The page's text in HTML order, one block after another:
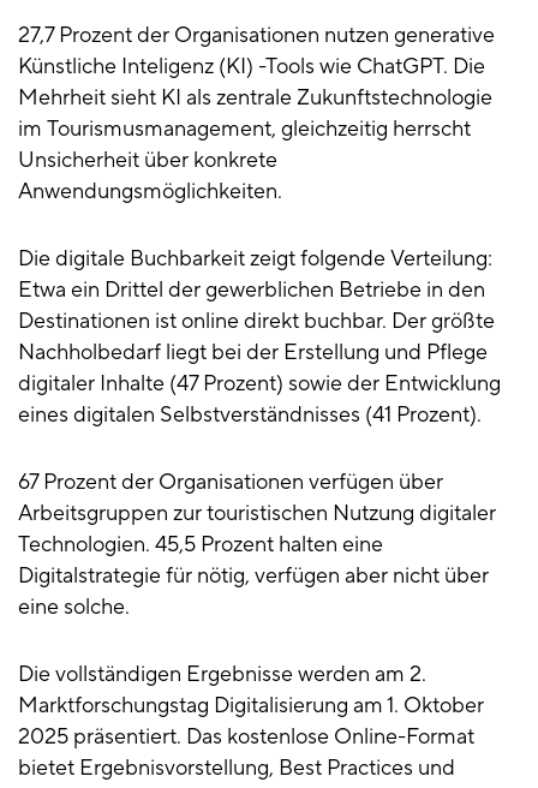
27,7 Prozent der Organisationen nutzen generative
Künstliche Inteligenz (KI) -Tools wie ChatGPT. Die
Mehrheit sieht KI als zentrale Zukunftstechnologie
im Tourismusmanagement, gleichzeitig herrscht
Unsicherheit über konkrete
Anwendungsmöglichkeiten.
Die digitale Buchbarkeit zeigt folgende Verteilung:
Etwa ein Drittel der gewerblichen Betriebe in den
Destinationen ist online direkt buchbar. Der größte
Nachholbedarf liegt bei der Erstellung und Pflege
digitaler Inhalte (47 Prozent) sowie der Entwicklung
eines digitalen Selbstverständnisses (41 Prozent).
67 Prozent der Organisationen verfügen über
Arbeitsgruppen zur touristischen Nutzung digitaler
Technologien. 45,5 Prozent halten eine
Digitalstrategie für nötig, verfügen aber nicht über
eine solche.
Die vollständigen Ergebnisse werden am 2.
Marktforschungstag Digitalisierung am 1. Oktober
2025 präsentiert. Das kostenlose Online-Format
bietet Ergebnisvorstellung, Best Practices und